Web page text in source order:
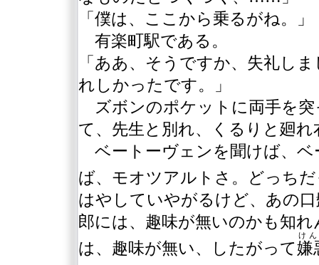
「僕は、ここから乗るがね。」
有楽町駅である。
「ああ、そうですか、失礼し
れしかったです。」
ズボンのポケットに両手を突
て、先生と別れ、くるりと廻
ベートーヴェンを聞けば、ベ
ば、モオツアルトさ。どっち
はやしていやがるけど、あの
郎には、趣味が無いのかも知
は、趣味が無い、したがって嫌
け